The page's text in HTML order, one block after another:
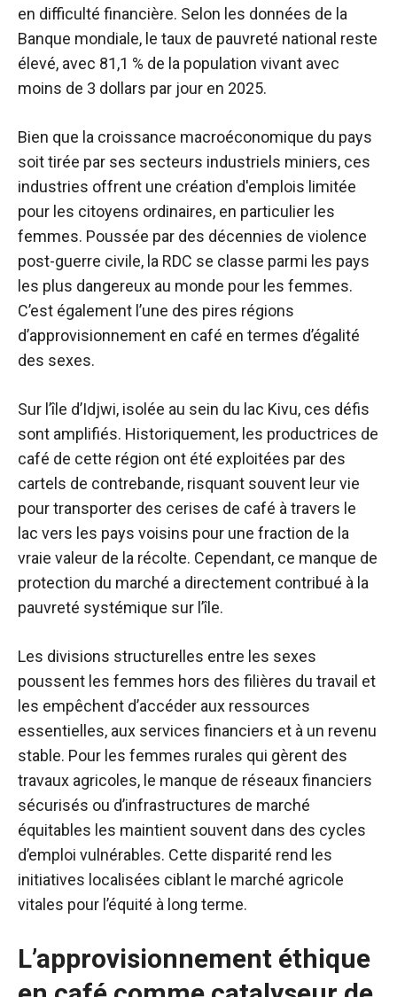
en difficulté financière. Selon les données de la
Banque mondiale, le taux de pauvreté national reste
élevé, avec 81,1 % de la population vivant avec
moins de 3 dollars par jour en 2025.
Bien que la croissance macroéconomique du pays
soit tirée par ses secteurs industriels miniers, ces
industries offrent une création d'emplois limitée
pour les citoyens ordinaires, en particulier les
femmes. Poussée par des décennies de violence
post-guerre civile, la RDC se classe parmi les pays
les plus dangereux au monde pour les femmes.
C’est également l’une des pires régions
d’approvisionnement en café en termes d’égalité
des sexes.
Sur l’île d’Idjwi, isolée au sein du lac Kivu, ces défis
sont amplifiés. Historiquement, les productrices de
café de cette région ont été exploitées par des
cartels de contrebande, risquant souvent leur vie
pour transporter des cerises de café à travers le
lac vers les pays voisins pour une fraction de la
vraie valeur de la récolte. Cependant, ce manque de
protection du marché a directement contribué à la
pauvreté systémique sur l’île.
Les divisions structurelles entre les sexes
poussent les femmes hors des filières du travail et
les empêchent d’accéder aux ressources
essentielles, aux services financiers et à un revenu
stable. Pour les femmes rurales qui gèrent des
travaux agricoles, le manque de réseaux financiers
sécurisés ou d’infrastructures de marché
équitables les maintient souvent dans des cycles
d’emploi vulnérables. Cette disparité rend les
initiatives localisées ciblant le marché agricole
vitales pour l’équité à long terme.
L’approvisionnement éthique